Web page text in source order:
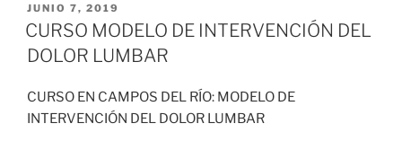
JUNIO 7, 2019
CURSO MODELO DE INTERVENCIÓN DEL
DOLOR LUMBAR
CURSO EN CAMPOS DEL RÍO: MODELO DE
INTERVENCIÓN DEL DOLOR LUMBAR